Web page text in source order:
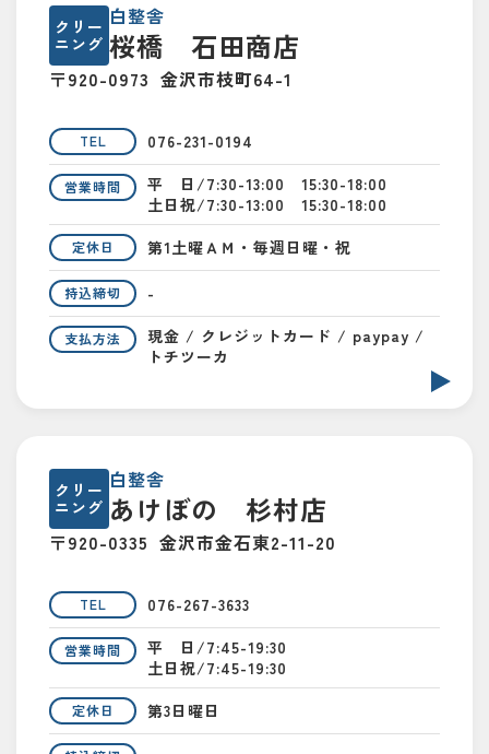
クリー
ニング
白整舎
桜橋 石田商店
〒920-0973 金沢市枝町64-1
TEL 076-231-0194
営業時間
平 日/7:30-13:00 15:30-18:00
土日祝/7:30-13:00 15:30-18:00
定休日 第1土曜ＡＭ・毎週日曜・祝
持込締切 -
支払方法
現金 / クレジットカード / paypay /
トチツーカ
クリー
ニング
白整舎
あけぼの 杉村店
〒920-0335 金沢市金石東2-11-20
TEL 076-267-3633
営業時間
平 日/7:45-19:30
土日祝/7:45-19:30
定休日 第3日曜日